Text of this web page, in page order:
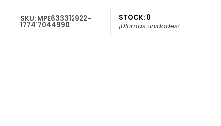
SKU: MPE633312922-
177417044990
STOCK: 0
¡Últimas unidades!